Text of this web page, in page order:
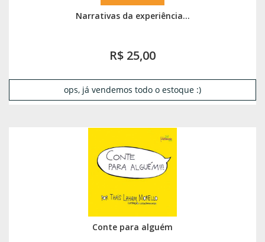
Narrativas da experiência...
R$ 25,00
ops, já vendemos todo o estoque :)
Conte para alguém